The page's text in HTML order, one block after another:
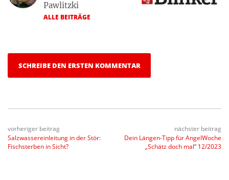
Pawlitzki
ALLE BEITRÄGE
SCHREIBE DEN ERSTEN KOMMENTAR
vorheriger beitrag
Salzwassereinleitung in der Stör:
Fischsterben in Sicht?
nächster beitrag
Dein Längen-Tipp für AngelWoche
„Schätz doch mal“ 12/2023